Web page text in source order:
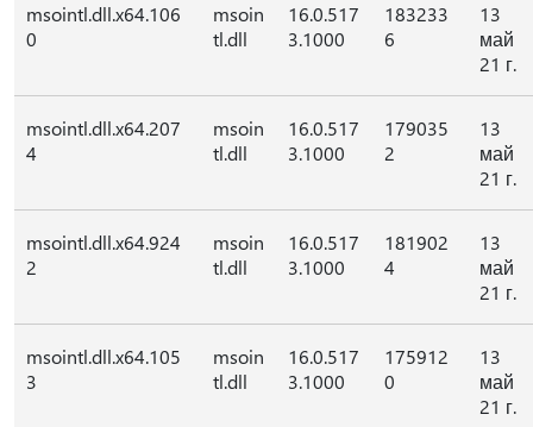
msointl.dll.x64.106
0
msoin
tl.dll
16.0.517
3.1000
183233
6
13
май
21 г.
msointl.dll.x64.207
4
msoin
tl.dll
16.0.517
3.1000
179035
2
13
май
21 г.
msointl.dll.x64.924
2
msoin
tl.dll
16.0.517
3.1000
181902
4
13
май
21 г.
msointl.dll.x64.105
3
msoin
tl.dll
16.0.517
3.1000
175912
0
13
май
21 г.